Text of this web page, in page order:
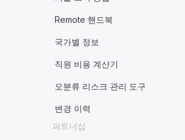
Remote 핸드북
국가별 정보
직원 비용 계산기
오분류 리스크 관리 도구
변경 이력
파트너십